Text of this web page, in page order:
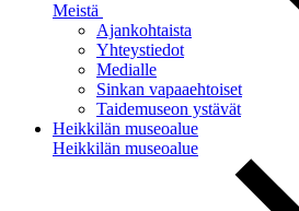
Meistä
Ajankohtaista
Yhteystiedot
Medialle
Sinkan vapaaehtoiset
Taidemuseon ystävät
Heikkilän museoalue
Heikkilän museoalue